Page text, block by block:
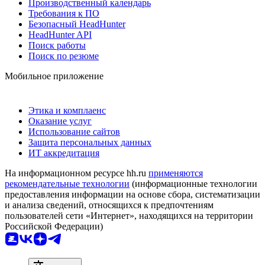
Производственный календарь
Требования к ПО
Безопасный HeadHunter
HeadHunter API
Поиск работы
Поиск по резюме
Мобильное приложение
Этика и комплаенс
Оказание услуг
Использование сайтов
Защита персональных данных
ИТ аккредитация
На информационном ресурсе hh.ru применяются
рекомендательные технологии (информационные технологии
предоставления информации на основе сбора, систематизации
и анализа сведений, относящихся к предпочтениям
пользователей сети «Интернет», находящихся на территории
Российской Федерации)